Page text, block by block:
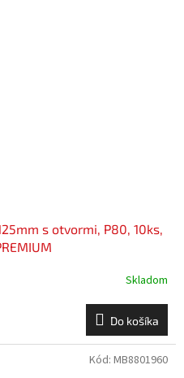
s otvormi, P80, 10ks,
Skladom
Do košíka
Kód: MB8801960